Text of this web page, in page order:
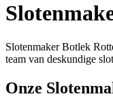
Slotenmaker Botlek
team van deskundige
Onze